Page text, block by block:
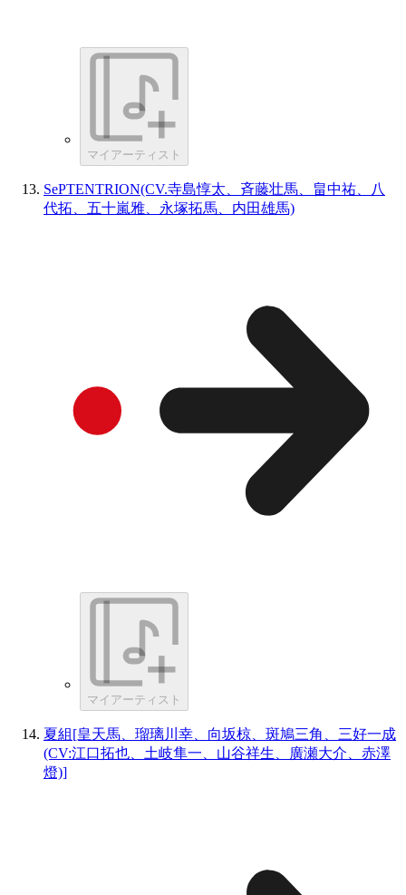
マイアーティスト
SePTENTRION(CV.寺島惇太、斉藤壮馬、畠中祐、八
代拓、五十嵐雅、永塚拓馬、内田雄馬)
マイアーティスト
夏組[皇天馬、瑠璃川幸、向坂椋、斑鳩三角、三好一成
(CV:江口拓也、土岐隼一、山谷祥生、廣瀬大介、赤澤
燈)]